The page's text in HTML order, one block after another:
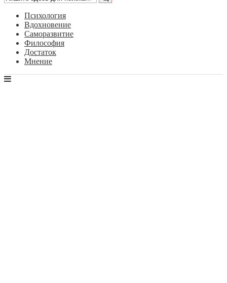
Психология
Вдохновение
Саморазвитие
Философия
Достаток
Мнение